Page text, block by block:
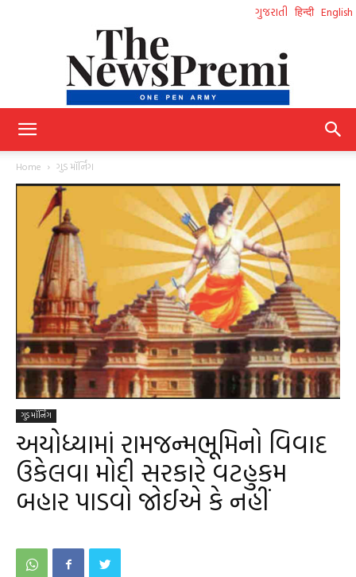
ગુજરાતી हिन्दी English
Gujarati
Home ગુડ મૉર્નિંગ
ગુડ મૉર્નિંગ
અયોધ્યામાં રામજન્મભૂમિનો વિવાદ
ઉકેલવા મોદી સરકારે વટહુકમ
બહાર પાડવો જોઈએ કે નહીં